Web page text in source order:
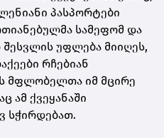
პასპორტები
სამეფომ და
შესვლის უფლება მიიღეს,
რჩებიან
მფლობელთა იმ მცირე
ამ ქვეყანაში
სჭირდებათ.